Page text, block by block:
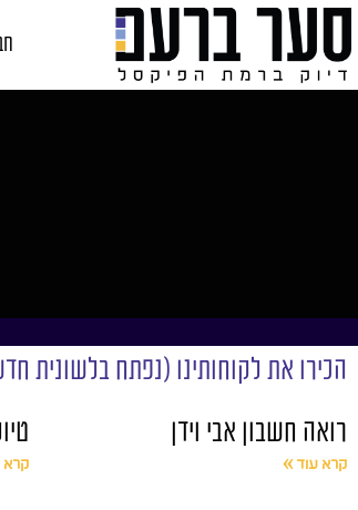
הכירו את לקוחותינו (נפתח בלשונית
רואה חשבון אבי וידן
קרא עוד » קרא